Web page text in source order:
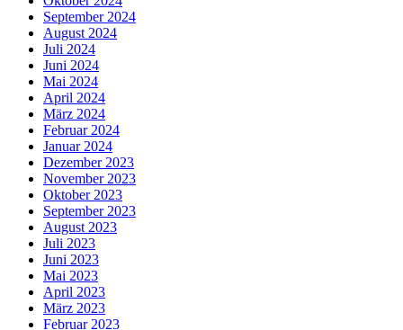
September 2024
August 2024
Juli 2024
Juni 2024
Mai 2024
April 2024
März 2024
Februar 2024
Januar 2024
Dezember 2023
November 2023
Oktober 2023
September 2023
August 2023
Juli 2023
Juni 2023
Mai 2023
April 2023
März 2023
Februar 2023